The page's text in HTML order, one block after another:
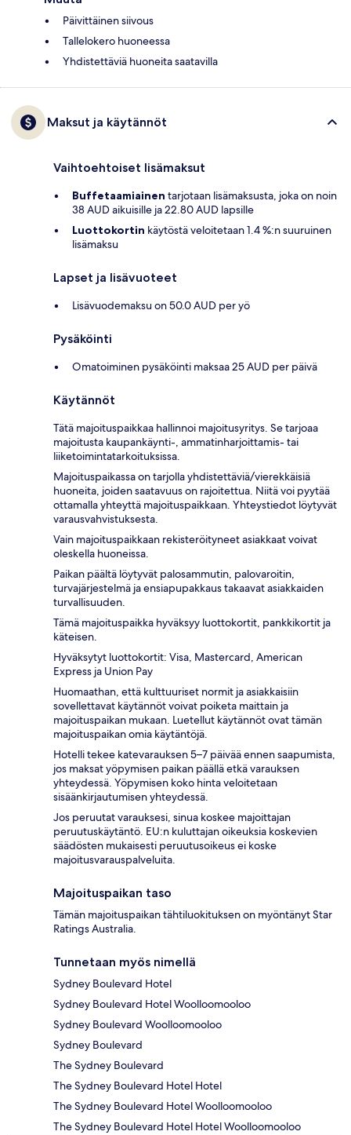
Päivittäinen siivous
Tallelokero huoneessa
Yhdistettäviä huoneita saatavilla
Maksut ja käytännöt
Vaihtoehtoiset lisämaksut
Buffetaamiainen tarjotaan lisämaksusta, joka on noin
38 AUD aikuisille ja 22.80 AUD lapsille
Luottokortin käytöstä veloitetaan 1.4 %:n suuruinen
lisämaksu
Lapset ja lisävuoteet
Lisävuodemaksu on 50.0 AUD per yö
Pysäköinti
Omatoiminen pysäköinti maksaa 25 AUD per päivä
Käytännöt
Tätä majoituspaikkaa hallinnoi majoitusyritys. Se tarjoaa
majoitusta kaupankäynti-, ammatinharjoittamis- tai
liiketoimintatarkoituksissa.
Majoituspaikassa on tarjolla yhdistettäviä/vierekkäisiä
huoneita, joiden saatavuus on rajoitettua. Niitä voi pyytää
ottamalla yhteyttä majoituspaikkaan. Yhteystiedot löytyvät
varausvahvistuksesta.
Vain majoituspaikkaan rekisteröityneet asiakkaat voivat
oleskella huoneissa.
Paikan päältä löytyvät palosammutin, palovaroitin,
turvajärjestelmä ja ensiapupakkaus takaavat asiakkaiden
turvallisuuden.
Tämä majoituspaikka hyväksyy luottokortit, pankkikortit ja
käteisen.
Hyväksytyt luottokortit: Visa, Mastercard, American
Express ja Union Pay
Huomaathan, että kulttuuriset normit ja asiakkaisiin
sovellettavat käytännöt voivat poiketa maittain ja
majoituspaikan mukaan. Luetellut käytännöt ovat tämän
majoituspaikan omia käytäntöjä.
Hotelli tekee katevarauksen 5–7 päivää ennen saapumista,
jos maksat yöpymisen paikan päällä etkä varauksen
yhteydessä. Yöpymisen koko hinta veloitetaan
sisäänkirjautumisen yhteydessä.
Jos peruutat varauksesi, sinua koskee majoittajan
peruutuskäytäntö. EU:n kuluttajan oikeuksia koskevien
säädösten mukaisesti peruutusoikeus ei koske
majoitusvarauspalveluita.
Majoituspaikan taso
Tämän majoituspaikan tähtiluokituksen on myöntänyt Star
Ratings Australia.
Tunnetaan myös nimellä
Sydney Boulevard Hotel
Sydney Boulevard Hotel Woolloomooloo
Sydney Boulevard Woolloomooloo
Sydney Boulevard
The Sydney Boulevard
The Sydney Boulevard Hotel Hotel
The Sydney Boulevard Hotel Woolloomooloo
The Sydney Boulevard Hotel Hotel Woolloomooloo